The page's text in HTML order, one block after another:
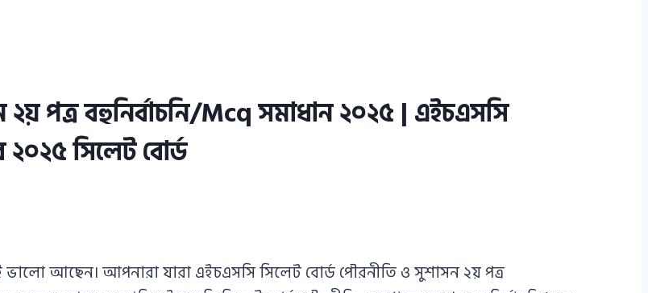
পত্র বহুনির্বাচনি/Mcq সমাধান ২০২৫ | এইচএসসি
২০২৫ সিলেট বোর্ড
আছেন। আপনারা যারা এইচএসসি সিলেট বোর্ড পৌরনীতি ও সুশাসন ২য় পত্র